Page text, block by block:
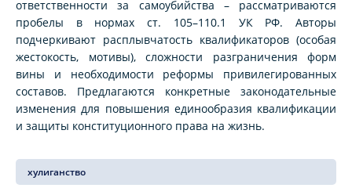
ответственности за самоубийства – рассматриваются
пробелы в нормах ст. 105–110.1 УК РФ. Авторы
подчеркивают расплывчатость квалификаторов (особая
жестокость, мотивы), сложности разграничения форм
вины и необходимости реформы привилегированных
составов. Предлагаются конкретные законодательные
изменения для повышения единообразия квалификации
и защиты конституционного права на жизнь.
хулиганство